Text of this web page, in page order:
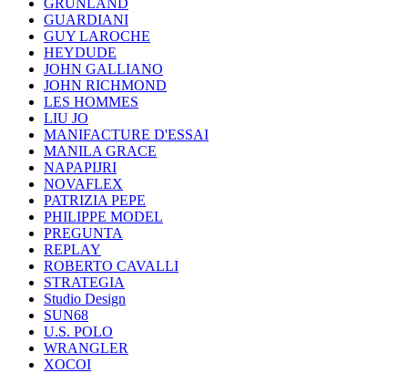
GRÜNLAND
GUARDIANI
GUY LAROCHE
HEYDUDE
JOHN GALLIANO
JOHN RICHMOND
LES HOMMES
LIU JO
MANIFACTURE D'ESSAI
MANILA GRACE
NAPAPIJRI
NOVAFLEX
PATRIZIA PEPE
PHILIPPE MODEL
PREGUNTA
REPLAY
ROBERTO CAVALLI
STRATEGIA
Studio Design
SUN68
U.S. POLO
WRANGLER
XOCOI